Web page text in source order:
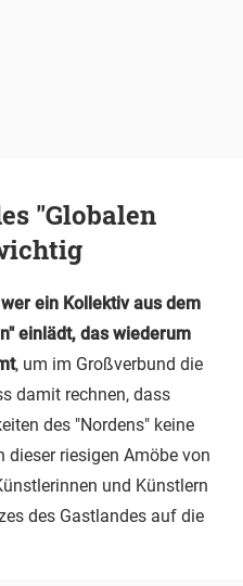
"Globalen
ein Kollektiv aus dem
einlädt, das wiederum
, um im Großverbund die
damit rechnen, dass
des "Nordens" keine
dieser riesigen Amöbe von
und Künstlern
des Gastlandes auf die